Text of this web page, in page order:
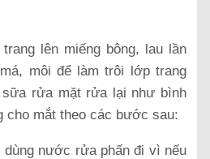
lên miếng bông, lau lần
môi để làm trôi lớp trang
sữa rửa mặt rửa lại như bình
cho mắt theo các bước sau:
nước rửa phấn đi vì nếu